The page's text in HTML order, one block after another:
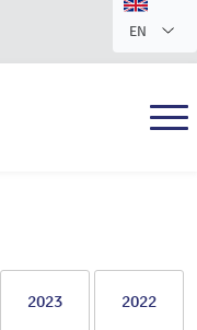
EN
2023 2022